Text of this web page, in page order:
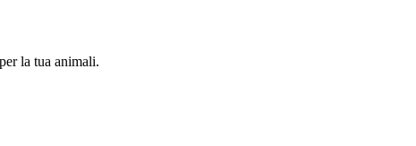
la tua animali.